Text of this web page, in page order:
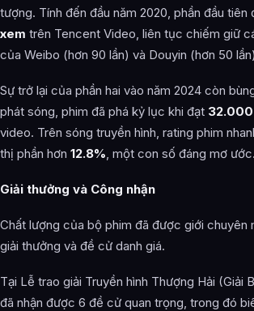
tượng. Tính đến đầu năm 2020, phần đầu tiên
xem trên Tencent Video, liên tục chiếm giữ
của Weibo (hơn 90 lần) và Douyin (hơn 50
Sự trở lại của phần hai vào năm 2024 còn
phát sóng, phim đã phá kỷ lục khi đạt 32.000
video. Trên sóng truyền hình, rating phim
thị phần hơn 12.8% , một con số đáng mơ ước.
Giải thưởng và Công nhận
Chất lượng của bộ phim đã được giới chuyên
giải thưởng và đề cử danh giá.
Tại Lễ trao giải Truyền hình Thượng Hải (Giải
đã nhận được 6 đề cử quan trọng, trong đó